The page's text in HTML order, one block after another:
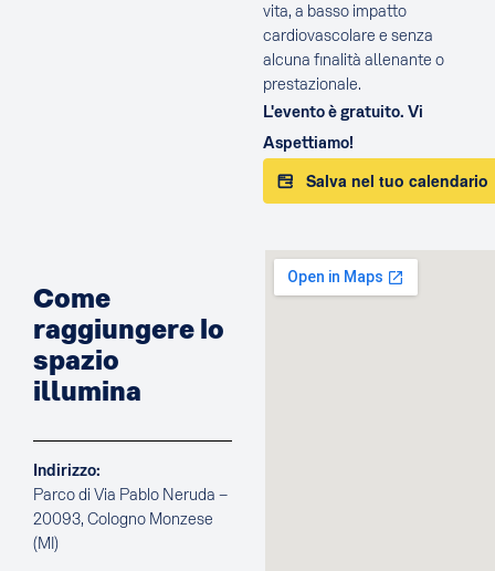
vita, a basso impatto
cardiovascolare e senza
alcuna finalità allenante o
prestazionale.
L'evento è gratuito. Vi
Aspettiamo!
Salva nel tuo calendario
Come
raggiungere lo
spazio
illumina
Indirizzo:
Parco di Via Pablo Neruda –
20093, Cologno Monzese
(MI)